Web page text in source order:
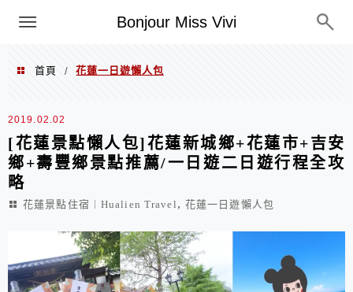
Bonjour Miss Vivi
選單
首頁 / 花蓮一日遊懶人包
花蓮一日遊懶人包
2019.02.02
[花蓮景點懶人包]花蓮新城鄉+花蓮市+吉安
鄉+壽豐鄉景點推薦/一日遊二日遊行程全攻
略
花蓮景點住宿︱Hualien Travel , 花蓮一日遊懶人包